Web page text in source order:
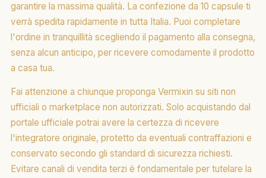
garantire la massima qualità. La confezione da 10 capsule ti
verrà spedita rapidamente in tutta Italia. Puoi completare
l'ordine in tranquillità scegliendo il pagamento alla consegna,
senza alcun anticipo, per ricevere comodamente il prodotto
a casa tua.
Fai attenzione a chiunque proponga Vermixin su siti non
ufficiali o marketplace non autorizzati. Solo acquistando dal
portale ufficiale potrai avere la certezza di ricevere
l'integratore originale, protetto da eventuali contraffazioni e
conservato secondo gli standard di sicurezza richiesti.
Evitare canali di vendita terzi è fondamentale per tutelare la